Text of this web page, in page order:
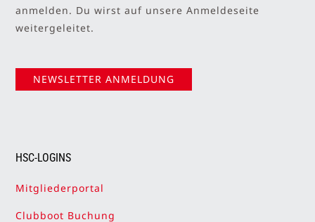
anmelden. Du wirst auf unsere Anmeldeseite
weitergeleitet.
NEWSLETTER ANMELDUNG
HSC-LOGINS
Mitgliederportal
Clubboot Buchung